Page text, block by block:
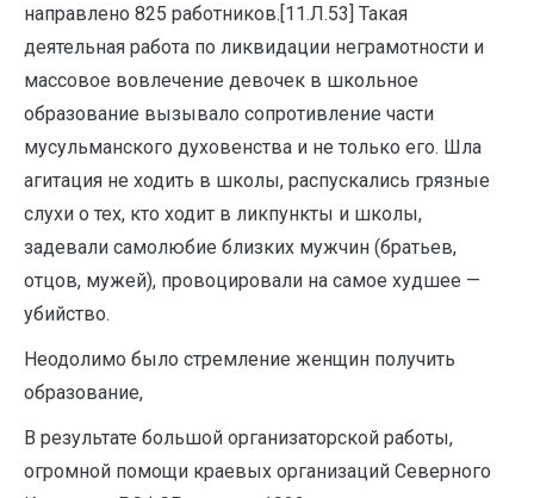
направлено 825 работников.[11.Л.53] Такая
деятельная работа по ликвидации неграмотности и
массовое вовлечение девочек в школьное
образование вызывало сопротивление части
мусульманского духовенства и не только его. Шла
агитация не ходить в школы, распускались грязные
слухи о тех, кто ходит в ликпункты и школы,
задевали самолюбие близких мужчин (братьев,
отцов, мужей), провоцировали на самое худшее —
убийство.
Неодолимо было стремление женщин получить
образование,
В результате большой организаторской работы,
огромной помощи краевых организаций Северного